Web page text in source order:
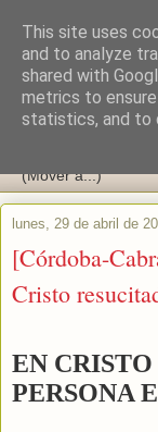
lunes, 29 de abril de
[Córdoba-
Cristo
EN
PERSONA
This site uses
and to analyze
shared with
metrics to
statistics, and to